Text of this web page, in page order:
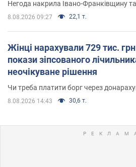
Негода накрила Івано-Франківщину
8.08.2026 09:27 22,1 т.
Жінці нарахували 729 тис.
покази зіпсованого
неочікуване рішення
Чи треба платити борг через
8.08.2026 14:43 30,6 т.